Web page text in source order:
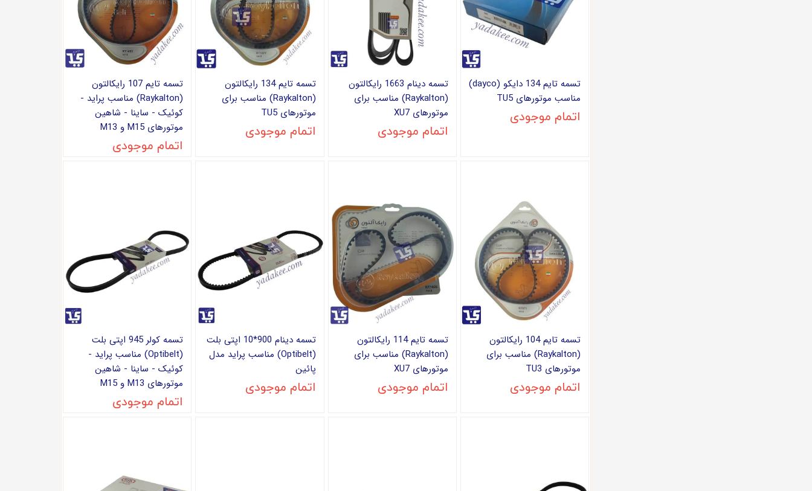
تسمه تایم 134 دایکو (dayco)
مناسب موتورهای TU5
اتمام موجودی
تسمه دینام 1663 رایکالتون
(Raykalton) مناسب برای
موتورهای XU7
اتمام موجودی
تسمه تایم 134 رایکالتون
(Raykalton) مناسب برای
موتورهای TU5
اتمام موجودی
تسمه تایم 107 رایکالتون
(Raykalton) مناسب پراید -
کوئیک - ساینا - شاهین
موتورهای M15 و M13
اتمام موجودی
تسمه تایم 104 رایکالتون
(Raykalton) مناسب برای
موتورهای TU3
اتمام موجودی
تسمه تایم 114 رایکالتون
(Raykalton) مناسب برای
موتورهای XU7
اتمام موجودی
تسمه دینام 900*10 اپتی بلت
(Optibelt) مناسب پراید مدل
پائین
اتمام موجودی
تسمه کولر 945 اپتی بلت
(Optibelt) مناسب پراید -
کوئیک - ساینا - شاهین
موتورهای M13 و M15
اتمام موجودی